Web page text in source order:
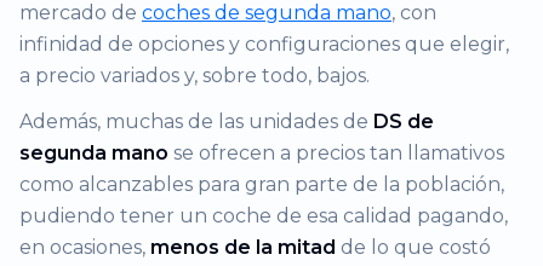
mercado de coches de segunda mano, con
infinidad de opciones y configuraciones que elegir,
a precio variados y, sobre todo, bajos.
Además, muchas de las unidades de DS de
segunda mano se ofrecen a precios tan llamativos
como alcanzables para gran parte de la población,
pudiendo tener un coche de esa calidad pagando,
en ocasiones, menos de la mitad de lo que costó